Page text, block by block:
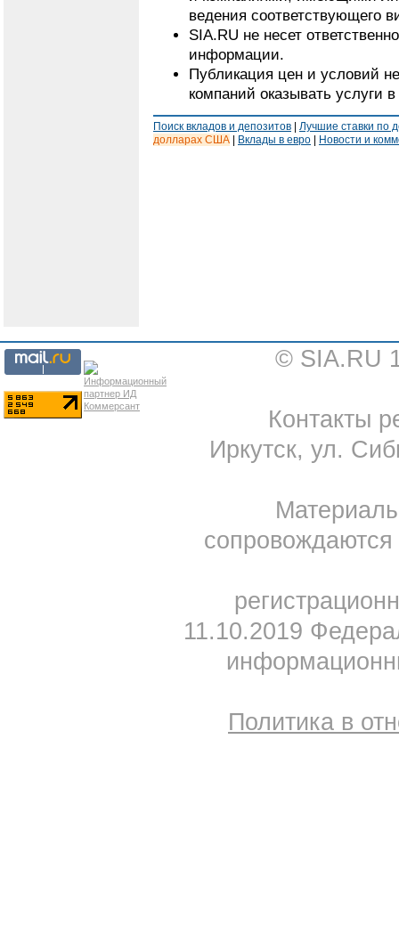
ведения соответствующего
SIA.RU не несет
информации.
Публикация цен и условий
компаний оказывать услуги
Поиск вкладов и депозитов
Лучшие ставки по
долларах США
Вклады в евро Новости и
© SIA.RU
Контакты
Иркутск, ул.
11.10.2019
Политика в